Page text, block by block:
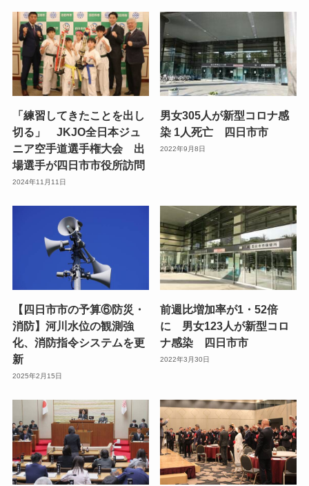
「練習してきたことを出し
切る」 JKJO全日本ジュ
ニア空手道選手権大会 出
場選手が四日市市役所訪問
2024年11月11日
男女305人が新型コロナ感
染 1人死亡 四日市市
2022年9月8日
【四日市市の予算⑥防災・
消防】河川水位の観測強
化、消防指令システムを更
新
2025年2月15日
前週比増加率が1・52倍
に 男女123人が新型コロ
ナ感染 四日市市
2022年3月30日